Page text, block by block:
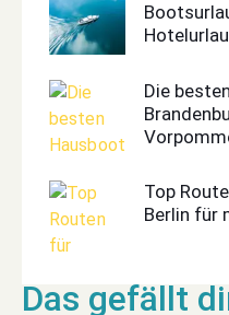
Die
Top
Berlin für